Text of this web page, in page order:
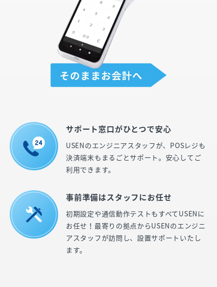
サポート窓口がひとつで安心
USENのエンジニアスタッフが、POSレジも
決済端末もまるごとサポート。安心してご
利用できます。
事前準備はスタッフにお任せ
初期設定や通信動作テストもすべてUSENに
お任せ！最寄りの拠点からUSENのエンジニ
アスタッフが訪問し、設置サポートいたし
ます。